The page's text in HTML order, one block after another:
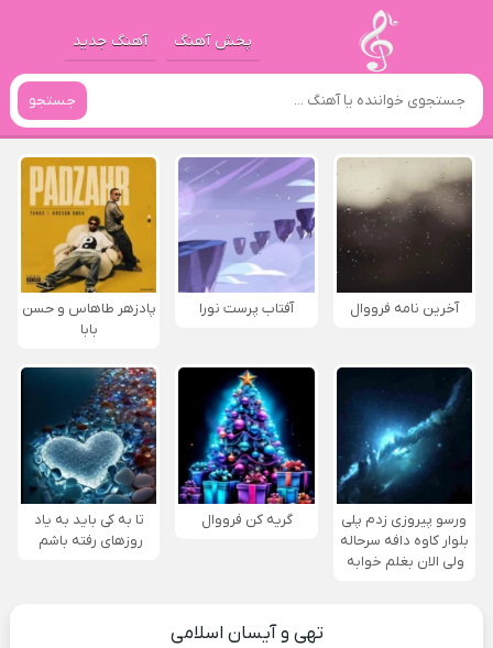
پخش آهنگ آهنگ جدید
جستجو
آخرین نامه فرووال آفتاب پرست نورا
پادزهر طاهاس و حسن
بابا
ورسو پیروزی زدم پلی
بلوار کاوه دافه سرحاله
ولی الان بغلم خوابه ‌
گریه کن فرووال
تا به کی باید به یاد
روزهای رفته باشم ‌
تهی و آیسان اسلامی